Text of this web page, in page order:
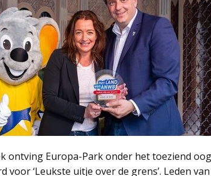
ontving Europa-Park onder het toeziend
voor ‘Leukste uitje over de grens’. Leden